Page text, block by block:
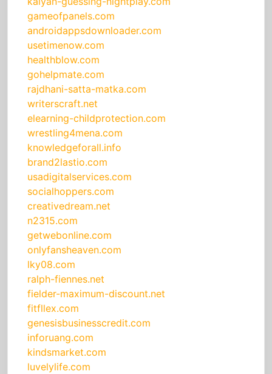
gameofpanels.com
androidappsdownloader.com
usetimenow.com
healthblow.com
gohelpmate.com
rajdhani-satta-matka.com
writerscraft.net
elearning-childprotection.com
wrestling4mena.com
knowledgeforall.info
brand2lastio.com
usadigitalservices.com
socialhoppers.com
creativedream.net
n2315.com
getwebonline.com
onlyfansheaven.com
lky08.com
ralph-fiennes.net
fielder-maximum-discount.net
fitfllex.com
genesisbusinesscredit.com
inforuang.com
kindsmarket.com
luvelylife.com